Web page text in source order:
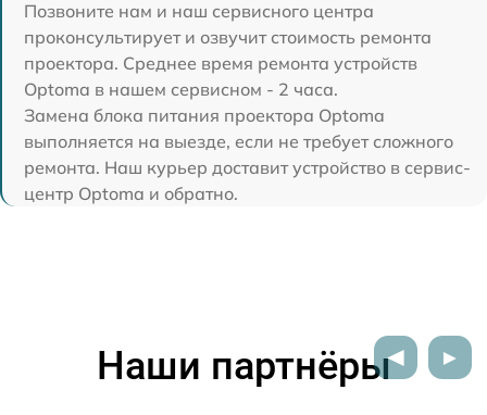
Позвоните нам и наш сервисного центра
проконсультирует и озвучит стоимость ремонта
проектора. Среднее время ремонта устройств
Optoma в нашем сервисном - 2 часа.
Замена блока питания проектора Optoma
выполняется на выезде, если не требует сложного
ремонта. Наш курьер доставит устройство в сервис-
центр Optoma и обратно.
Наши партнёры